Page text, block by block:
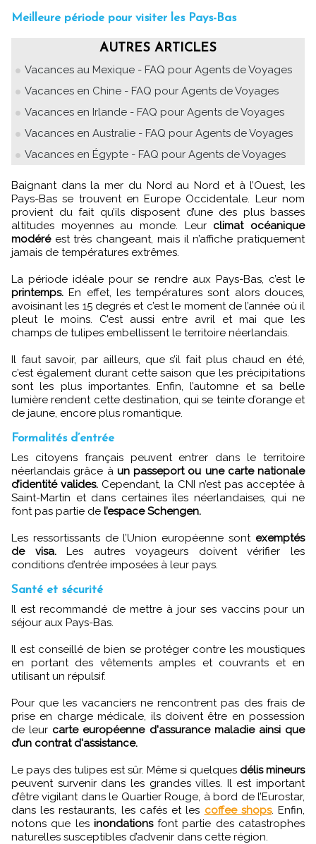
Meilleure période pour visiter les Pays-Bas
AUTRES ARTICLES
Vacances au Mexique - FAQ pour Agents de Voyages
Vacances en Chine - FAQ pour Agents de Voyages
Vacances en Irlande - FAQ pour Agents de Voyages
Vacances en Australie - FAQ pour Agents de Voyages
Vacances en Égypte - FAQ pour Agents de Voyages
Baignant dans la mer du Nord au Nord et à l’Ouest, les
Pays-Bas se trouvent en Europe Occidentale. Leur nom
provient du fait qu’ils disposent d’une des plus basses
altitudes moyennes au monde. Leur climat océanique
modéré est très changeant, mais il n’affiche pratiquement
jamais de températures extrêmes.
La période idéale pour se rendre aux Pays-Bas, c’est le
printemps. En effet, les températures sont alors douces,
avoisinant les 15 degrés et c’est le moment de l’année où il
pleut le moins. C’est aussi entre avril et mai que les
champs de tulipes embellissent le territoire néerlandais.
Il faut savoir, par ailleurs, que s’il fait plus chaud en été,
c’est également durant cette saison que les précipitations
sont les plus importantes. Enfin, l’automne et sa belle
lumière rendent cette destination, qui se teinte d’orange et
de jaune, encore plus romantique.
Formalités d’entrée
Les citoyens français peuvent entrer dans le territoire
néerlandais grâce à un passeport ou une carte nationale
d’identité valides. Cependant, la CNI n’est pas acceptée à
Saint-Martin et dans certaines îles néerlandaises, qui ne
font pas partie de l’espace Schengen.
Les ressortissants de l’Union européenne sont exemptés
de visa.Les autres voyageurs doivent vérifier les
conditions d’entrée imposées à leur pays.
Santé et sécurité
Il est recommandé de mettre à jour ses vaccins pour un
séjour aux Pays-Bas.
Il est conseillé de bien se protéger contre les moustiques
en portant des vêtements amples et couvrants et en
utilisant un répulsif.
Pour que les vacanciers ne rencontrent pas des frais de
prise en charge médicale, ils doivent être en possession
de leur carte européenne d'assurance maladie ainsi que
d’un contrat d'assistance.
Le pays des tulipes est sûr. Même si quelques délis mineurs
peuvent survenir dans les grandes villes. Il est important
d’être vigilant dans le Quartier Rouge, à bord de l’Eurostar,
dans les restaurants, les cafés et les coffee shops.Enfin,
notons que les inondationsfont partie des catastrophes
naturelles susceptibles d’advenir dans cette région.